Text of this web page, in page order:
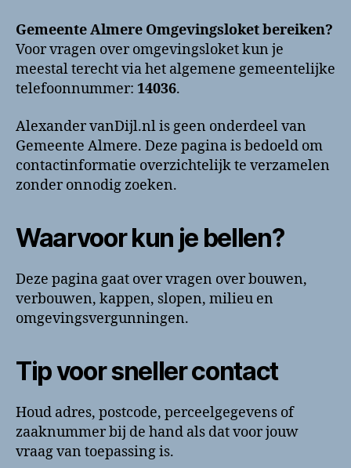
Omgevingsloket
bellen?
Telefoonnummer
en
Gemeente Almere Omgevingsloket bereiken?
Voor vragen over omgevingsloket kun je
meestal terecht via het algemene gemeentelijke
telefoonnummer: 14036.
Alexander vanDijl.nl is geen onderdeel van
Gemeente Almere. Deze pagina is bedoeld om
contactinformatie overzichtelijk te verzamelen
zonder onnodig zoeken.
Waarvoor kun je bellen?
Deze pagina gaat over vragen over bouwen,
verbouwen, kappen, slopen, milieu en
omgevingsvergunningen.
Tip voor sneller contact
Houd adres, postcode, perceelgegevens of
zaaknummer bij de hand als dat voor jouw
vraag van toepassing is.